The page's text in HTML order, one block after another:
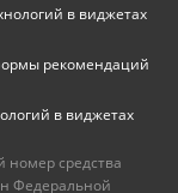
в виджетах
рекомендаций
в виджетах
номер средства
Федеральной